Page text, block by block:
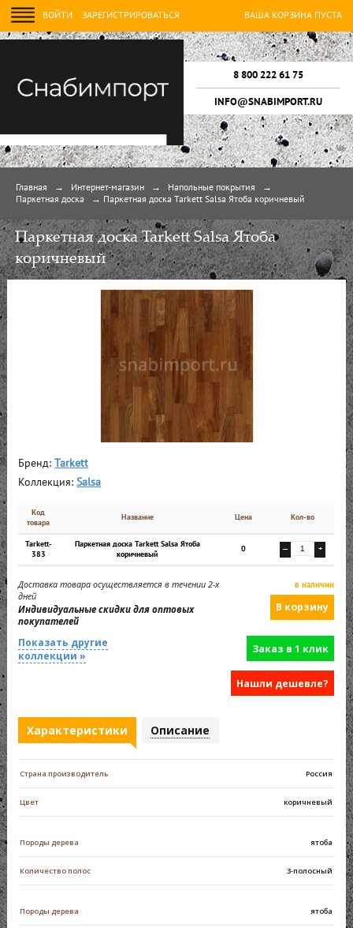
ВОЙТИ ЗАРЕГИСТРИРОВАТЬСЯ ВАША КОРЗИНА ПУСТА
8 800 222 61 75
INFO@SNABIMPORT.RU
Главная → Интернет-магазин → Напольные покрытия
→
Паркетная доска
→ Паркетная доска Tarkett Salsa Ятоба коричневый
Паркетная доска Tarkett Salsa Ятоба
коричневый
Бренд:
Tarkett
Коллекция:Salsa
Код
товара
Название Цена Кол-во
Tarkett-
383
Паркетная доска Tarkett Salsa Ятоба
коричневый
0 — +
Доставка товара осуществляется в течении 2-х
дней
Индивидуальные скидки для оптовых
покупателей
в наличии
Показать другие
коллекции »
Заказ в 1 клик
Нашли дешевле?
Характеристики Описание
Страна производитель Россия
Цвет коричневый
Породы дерева ятоба
Количество полос 3-полосный
Породы дерева ятоба